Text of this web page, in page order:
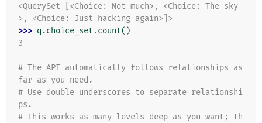
<QuerySet [<Choice: Not much>, <Choice: The sky
>, <Choice: Just hacking again>]>
>>> q .choice_set .count()
3
# The API automatically follows relationships as
far as you need.
# Use double underscores to separate relationshi
ps.
# This works as many levels deep as you want; th